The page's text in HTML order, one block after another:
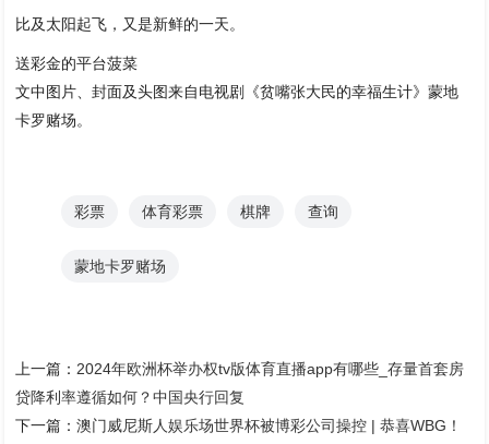
比及太阳起飞，又是新鲜的一天。
送彩金的平台菠菜
文中图片、封面及头图来自电视剧《贫嘴张大民的幸福生计》蒙地
卡罗赌场。
彩票 体育彩票 棋牌 查询
蒙地卡罗赌场
上一篇： 2024年欧洲杯举办权tv版体育直播app有哪些_存量首套房
贷降利率遵循如何？中国央行回复
下一篇：澳门威尼斯人娱乐场世界杯被博彩公司操控 | 恭喜WBG！